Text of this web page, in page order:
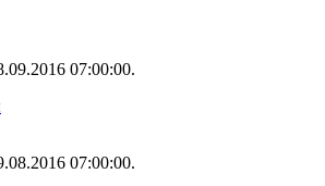
07:00:00.
07:00:00.